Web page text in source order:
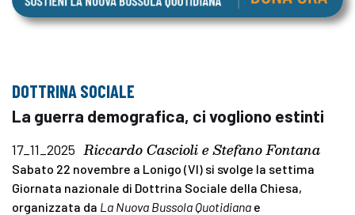
DOTTRINA SOCIALE
La guerra demografica, ci vogliono estinti
17_11_2025 Riccardo Cascioli e Stefano Fontana
Sabato 22 novembre a Lonigo (VI) si svolge la settima
Giornata nazionale di Dottrina Sociale della Chiesa,
organizzata da La Nuova Bussola Quotidiana e